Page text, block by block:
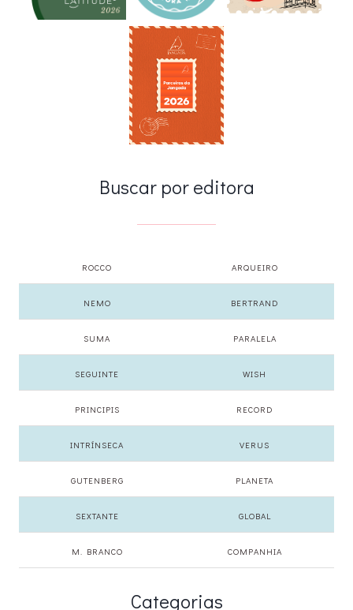
Buscar por editora
ROCCO ARQUEIRO
NEMO BERTRAND
SUMA PARALELA
SEGUINTE WISH
PRINCIPIS RECORD
INTRÍNSECA VERUS
GUTENBERG PLANETA
SEXTANTE GLOBAL
M. BRANCO COMPANHIA
Categorias